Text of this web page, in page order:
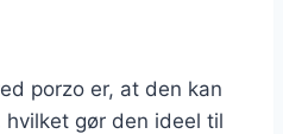
porzo er, at den kan
gør den ideel til